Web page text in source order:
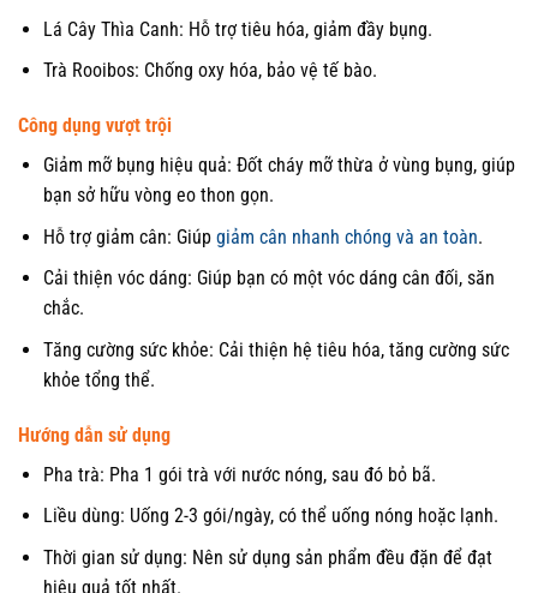
Lá Cây Thìa Canh: Hỗ trợ tiêu hóa, giảm đầy bụng.
Trà Rooibos: Chống oxy hóa, bảo vệ tế bào.
Công dụng vượt trội
Giảm mỡ bụng hiệu quả: Đốt cháy mỡ thừa ở vùng bụng, giúp
bạn sở hữu vòng eo thon gọn.
Hỗ trợ giảm cân: Giúp giảm cân nhanh chóng và an toàn.
Cải thiện vóc dáng: Giúp bạn có một vóc dáng cân đối, săn
chắc.
Tăng cường sức khỏe: Cải thiện hệ tiêu hóa, tăng cường sức
khỏe tổng thể.
Hướng dẫn sử dụng
Pha trà: Pha 1 gói trà với nước nóng, sau đó bỏ bã.
Liều dùng: Uống 2-3 gói/ngày, có thể uống nóng hoặc lạnh.
Thời gian sử dụng: Nên sử dụng sản phẩm đều đặn để đạt
hiệu quả tốt nhất.